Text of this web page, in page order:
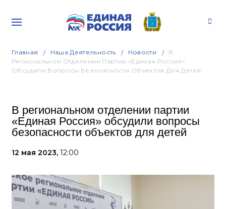
Главная Наша Деятельность Новости
В
Региональном Отделении Партии «Единая Россия»
Обсудили Вопросы Безопасности Объектов Для Детей
В региональном отделении партии
«Единая Россия» обсудили вопросы
безопасности объектов для детей
12 мая 2023, 12:00